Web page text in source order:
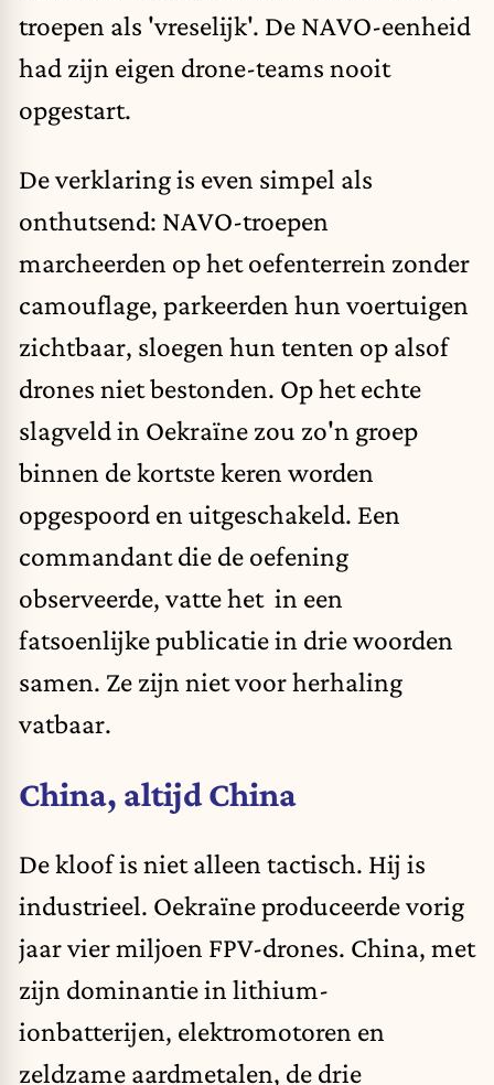
troepen als 'vreselijk'. De NAVO-eenheid
had zijn eigen drone-teams nooit
opgestart.
De verklaring is even simpel als
onthutsend: NAVO-troepen
marcheerden op het oefenterrein zonder
camouflage, parkeerden hun voertuigen
zichtbaar, sloegen hun tenten op alsof
drones niet bestonden. Op het echte
slagveld in Oekraïne zou zo'n groep
binnen de kortste keren worden
opgespoord en uitgeschakeld. Een
commandant die de oefening
observeerde, vatte het in een
fatsoenlijke publicatie in drie woorden
samen. Ze zijn niet voor herhaling
vatbaar.
China, altijd China
De kloof is niet alleen tactisch. Hij is
industrieel. Oekraïne produceerde vorig
jaar vier miljoen FPV-drones. China, met
zijn dominantie in lithium-
ionbatterijen, elektromotoren en
zeldzame aardmetalen, de drie